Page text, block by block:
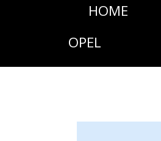
HOME
OPEL